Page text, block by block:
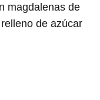
magdalenas de
de azúcar